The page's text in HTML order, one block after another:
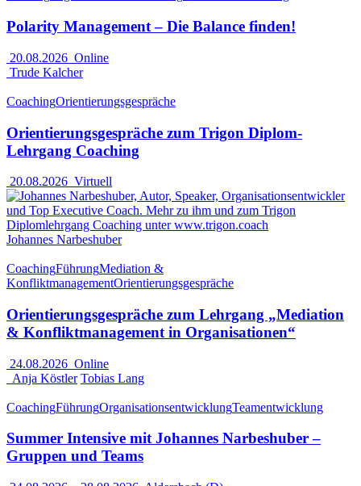
Polarity Management – Die Balance finden!
20.08.2026 Online
Trude Kalcher
CoachingOrientierungsgespräche
Orientierungsgespräche zum Trigon Diplom-
Lehrgang Coaching
20.08.2026 Virtuell
Johannes Narbeshuber
CoachingFührungMediation &
KonfliktmanagementOrientierungsgespräche
Orientierungsgespräche zum Lehrgang „Mediation
& Konfliktmanagement in Organisationen“
24.08.2026 Online
Anja Köstler Tobias Lang
CoachingFührungOrganisationsentwicklungTeamentwicklung
Summer Intensive mit Johannes Narbeshuber –
Gruppen und Teams